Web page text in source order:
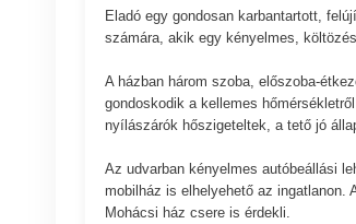
Eladó egy gondosan karbantartott,
számára, akik egy kényelmes,
A házban három szoba, előszoba-
gondoskodik a kellemes
nyílászárók hőszigeteltek, a tető jó
Az udvarban kényelmes autóbeállási
mobilház is elhelyehető az
Mohácsi ház csere is érdekli.